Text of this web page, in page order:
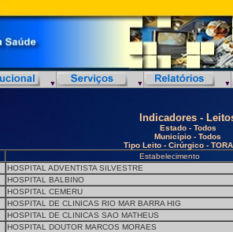
Indicadores -
Estado - Todos
Município - Todos
Tipo Leito - Cirúrgico -
Estabelecimento
HOSPITAL ADVENTISTA SILVESTRE
HOSPITAL BALBINO
HOSPITAL CEMERU
HOSPITAL DE CLINICAS RIO MAR BARRA HIG
HOSPITAL DE CLINICAS SAO MATHEUS
HOSPITAL DOUTOR MARCOS MORAES